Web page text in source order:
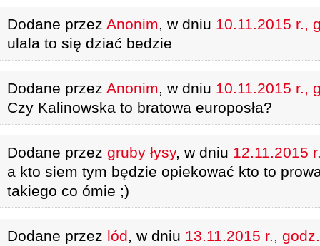
Dodane przez Anonim, w dniu 10.11.2015 r.,
ulala to się dziać bedzie
Dodane przez Anonim, w dniu 10.11.2015 r.,
Czy Kalinowska to bratowa europosła?
Dodane przez gruby łysy, w dniu 12.11.2015
a kto siem tym będzie opiekować kto to
takiego co ómie ;)
Dodane przez lód, w dniu 13.11.2015 r.,